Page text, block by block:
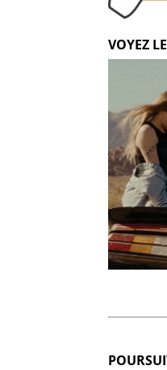
VOYEZ